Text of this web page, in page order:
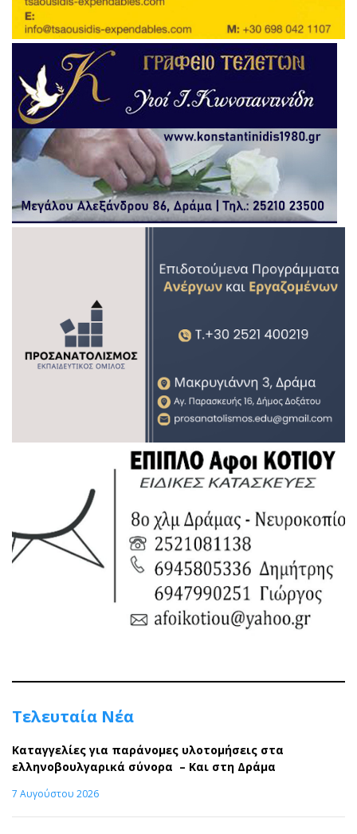
Τελευταία Νέα
Καταγγελίες για παράνομες υλοτομήσεις στα
ελληνοβουλγαρικά σύνορα – Και στη Δράμα
7 Αυγούστου 2026